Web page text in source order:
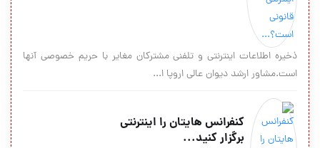
ذخیره اطلاعات اینترنتی و تلفنی مشترکان مغایر با حریم خصوصی آنها
است.مشاور ارشد دیوان عالی اروپا ا...
کنفرانس هايتان را اينترنتي
برگزار كنيد...